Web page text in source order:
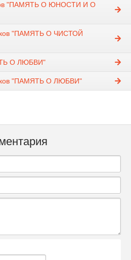
"ПАМЯТЬ О ЮНОСТИ И О
"ПАМЯТЬ О ЧИСТОЙ
О ЛЮБВИ"
"ПАМЯТЬ О ЛЮБВИ"